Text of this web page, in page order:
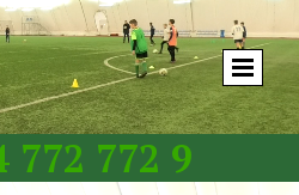
772 772 9